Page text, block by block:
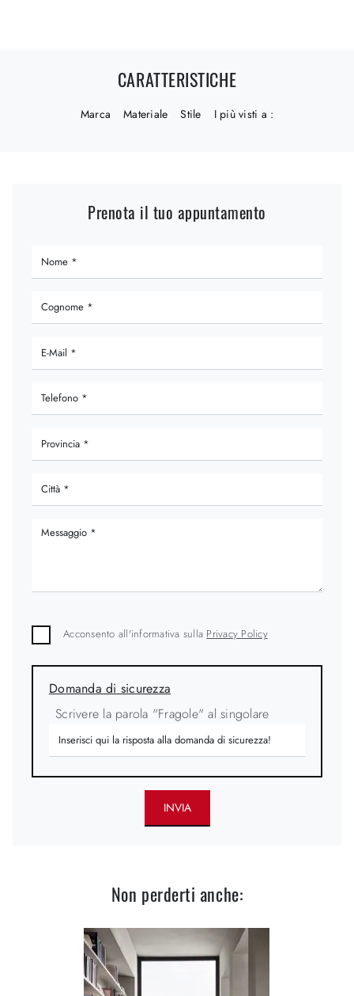
CARATTERISTICHE
Marca Materiale Stile I più visti a :
Prenota il tuo appuntamento
Acconsento all'informativa sulla Privacy Policy
Domanda di sicurezza
Scrivere la parola "Fragole" al singolare
INVIA
Non perderti anche: